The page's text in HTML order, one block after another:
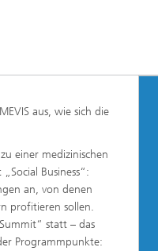
aus, wie sich die
einer medizinischen
Business“:
an, von denen
profitieren sollen.
statt – das
Programmpunkte: